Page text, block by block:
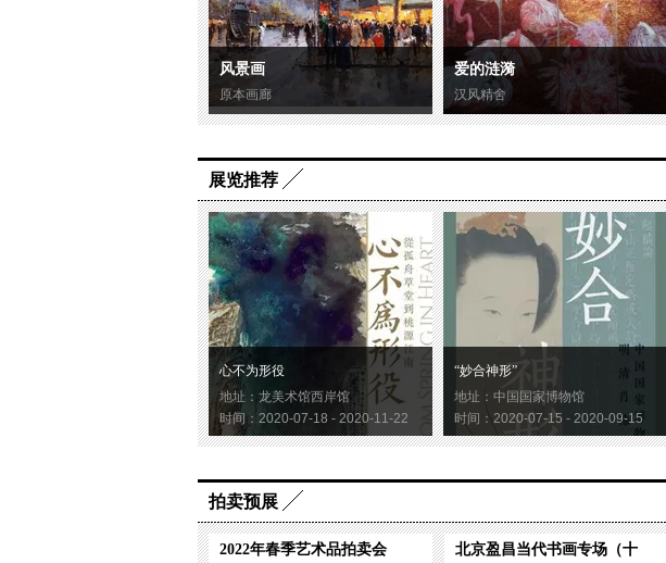
风景画
原本画廊
爱的涟漪
汉风精舍
展览推荐
心不为形役
地址：龙美术馆西岸馆
时间：2020-07-18 - 2020-11-22
“妙合神形”
地址：中国国家博物馆
时间：2020-07-15 - 2020-09-15
拍卖预展
2022年春季艺术品拍卖会 北京盈昌当代书画专场（十